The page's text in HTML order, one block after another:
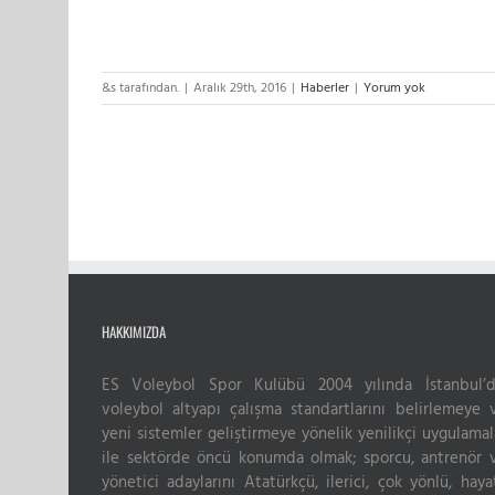
&s tarafından. | Aralık 29th, 2016 | Haberler | Yorum yok
HAKKIMIZDA
ES Voleybol Spor Kulübü 2004 yılında
voleybol altyapı çalışma standartlarını belirlemeye
yeni sistemler geliştirmeye yönelik yenilikçi
ile sektörde öncü konumda olmak; sporcu, antrenör
yönetici adaylarını Atatürkçü, ilerici, çok yönlü,